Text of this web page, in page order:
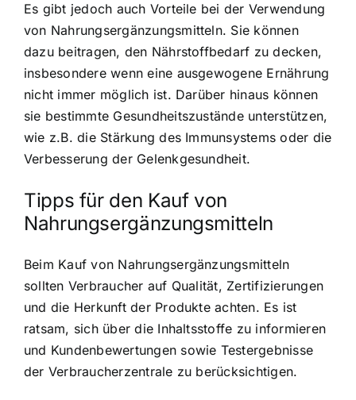
Es gibt jedoch auch Vorteile bei der Verwendung
von Nahrungsergänzungsmitteln. Sie können
dazu beitragen, den Nährstoffbedarf zu decken,
insbesondere wenn eine ausgewogene Ernährung
nicht immer möglich ist. Darüber hinaus können
sie bestimmte Gesundheitszustände unterstützen,
wie z.B. die Stärkung des Immunsystems oder die
Verbesserung der Gelenkgesundheit.
Tipps für den Kauf von
Nahrungsergänzungsmitteln
Beim Kauf von Nahrungsergänzungsmitteln
sollten Verbraucher auf Qualität, Zertifizierungen
und die Herkunft der Produkte achten. Es ist
ratsam, sich über die Inhaltsstoffe zu informieren
und Kundenbewertungen sowie Testergebnisse
der Verbraucherzentrale zu berücksichtigen.